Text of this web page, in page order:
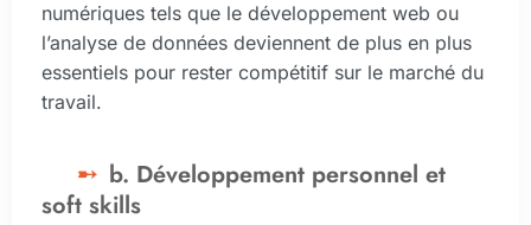
numériques tels que le développement web ou
l’analyse de données deviennent de plus en plus
essentiels pour rester compétitif sur le marché du
travail.
b. Développement personnel et
soft skills